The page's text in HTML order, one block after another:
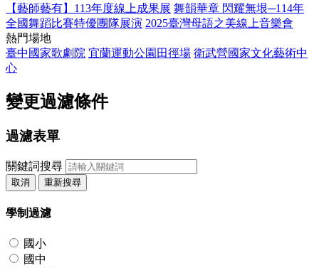
【藝師藝有】113年度線上成果展 舞韻華章 閃耀無垠─114年
全國舞蹈比賽特優團隊展演 2025臺灣母語之美線上音樂會
熱門場地
臺中國家歌劇院 宜蘭運動公園田徑場 衛武營國家文化藝術中
心
變更過濾條件
過濾表單
關鍵詞搜尋
取消 重新搜尋
學制過濾
國小
國中